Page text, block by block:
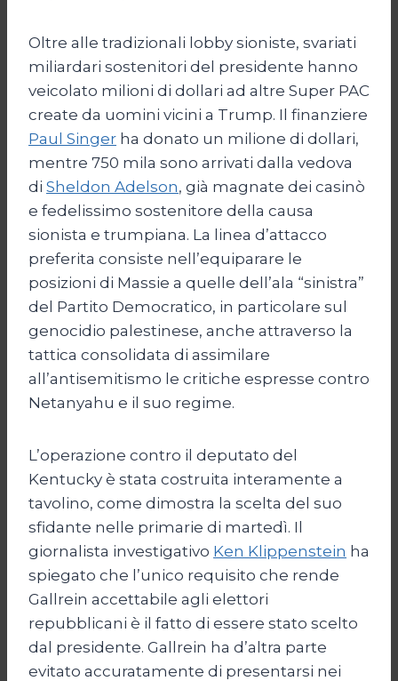
Oltre alle tradizionali lobby sioniste, svariati
miliardari sostenitori del presidente hanno
veicolato milioni di dollari ad altre Super PAC
create da uomini vicini a Trump. Il finanziere
Paul Singer ha donato un milione di dollari,
mentre 750 mila sono arrivati dalla vedova
di Sheldon Adelson, già magnate dei casinò
e fedelissimo sostenitore della causa
sionista e trumpiana. La linea d’attacco
preferita consiste nell’equiparare le
posizioni di Massie a quelle dell’ala “sinistra”
del Partito Democratico, in particolare sul
genocidio palestinese, anche attraverso la
tattica consolidata di assimilare
all’antisemitismo le critiche espresse contro
Netanyahu e il suo regime.
L’operazione contro il deputato del
Kentucky è stata costruita interamente a
tavolino, come dimostra la scelta del suo
sfidante nelle primarie di martedì. Il
giornalista investigativo Ken Klippenstein ha
spiegato che l’unico requisito che rende
Gallrein accettabile agli elettori
repubblicani è il fatto di essere stato scelto
dal presidente. Gallrein ha d’altra parte
evitato accuratamente di presentarsi nei